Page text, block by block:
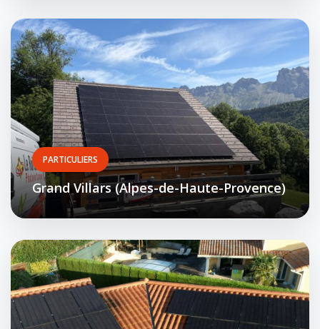
PARTICULIERS
Grand Villars (Alpes-de-Haute-Provence)